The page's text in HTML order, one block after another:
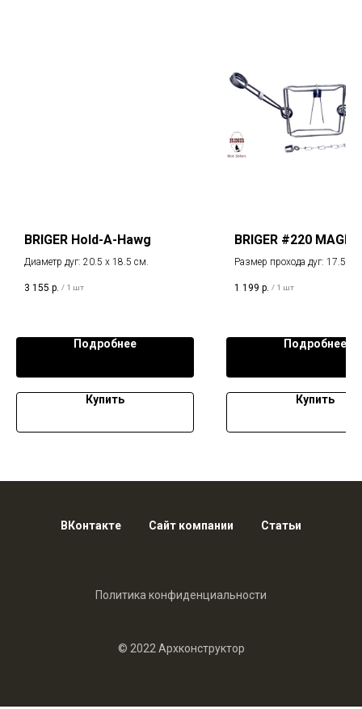
BRIGER Hold-A-Hawg
Диаметр дуг: 20.5 х 18.5 см.
3 155 р. / 1 шт
Подробнее
Купить
BRIGER #220
Размер прохода дуг: 17.5 х
1 199 р. / 1 шт
Подробнее
Купить
ВКонтакте Сайт компании Статьи
Политика конфиденциальности
© 2022 Архконструктор